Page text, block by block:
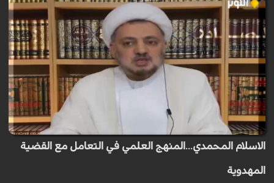
الاسلام المحمدي...المنهج العلمي في التعامل مع القضية
المهدوية